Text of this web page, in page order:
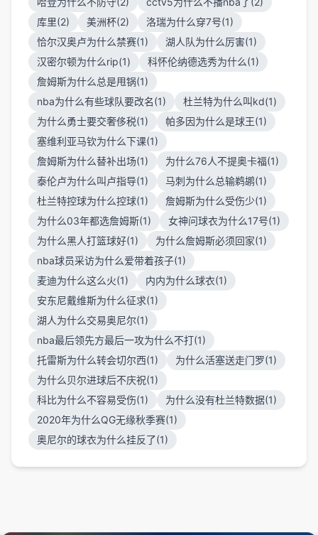
库里(2)
美洲杯(2)
洛瑞为什么穿7号(1)
恰尔汉奥卢为什么禁赛(1)
湖人队为什么厉害(1)
汉密尔顿为什么rip(1)
科怀伦纳德选秀为什么(1)
詹姆斯为什么总是甩锅(1)
nba为什么有些球队要改名(1)
杜兰特为什么叫kd(1)
为什么勇士要交奢侈税(1)
帕多因为什么是球王(1)
塞维利亚马钦为什么下课(1)
詹姆斯为什么替补出场(1)
为什么76人不提奥卡福(1)
泰伦卢为什么叫卢指导(1)
马刺为什么总输鹈鹕(1)
杜兰特控球为什么控球(1)
詹姆斯为什么受伤少(1)
为什么03年都选詹姆斯(1)
女神问球衣为什么17号(1)
为什么黑人打篮球好(1)
为什么詹姆斯必须回家(1)
nba球员采访为什么爱带着孩子(1)
麦迪为什么这么火(1)
内内为什么球衣(1)
安东尼戴维斯为什么征求(1)
湖人为什么交易奥尼尔(1)
nba最后领先方最后一攻为什么不打(1)
托雷斯为什么转会切尔西(1)
为什么活塞送走门罗(1)
为什么贝尔进球后不庆祝(1)
科比为什么不容易受伤(1)
为什么没有杜兰特数据(1)
2020年为什么QG无缘秋季赛(1)
奥尼尔的球衣为什么挂反了(1)